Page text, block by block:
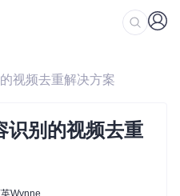
视频去重解决方案
别的视频去重
Wynne